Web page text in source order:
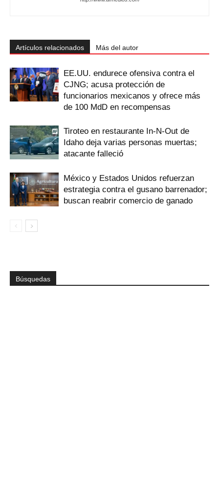
Artículos relacionados Más del autor
EE.UU. endurece ofensiva contra el
CJNG; acusa protección de
funcionarios mexicanos y ofrece más
de 100 MdD en recompensas
Tiroteo en restaurante In-N-Out de
Idaho deja varias personas muertas;
atacante falleció
México y Estados Unidos refuerzan
estrategia contra el gusano barrenador;
buscan reabrir comercio de ganado
Búsquedas